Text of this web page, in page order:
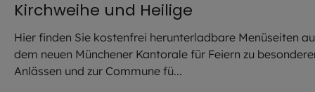
Kirchweihe und Heilige
Hier finden Sie kostenfrei herunterladbare Menüseiten
dem neuen Münchener Kantorale für Feiern zu
Anlässen und zur Commune fü...